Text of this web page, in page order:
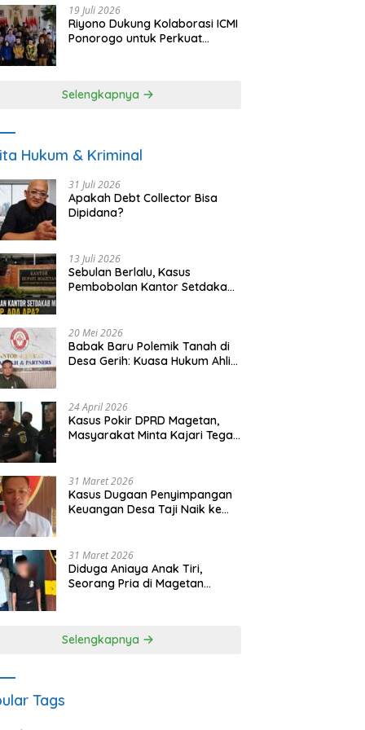
19 Juli 2026
Riyono Dukung Kolaborasi ICMI
Ponorogo untuk Perkuat
Selengkapnya
Hukum & Kriminal
31 Juli 2026
Apakah Debt Collector Bisa
Dipidana?
13 Juli 2026
Sebulan Berlalu, Kasus
Pembobolan Kantor Setdakab
20 Mei 2026
Babak Baru Polemik Tanah di
Desa Gerih: Kuasa Hukum Ahli
24 April 2026
Kasus Pokir DPRD Magetan,
Masyarakat Minta Kajari Tegak
31 Maret 2026
Kasus Dugaan Penyimpangan
Keuangan Desa Taji Naik ke
31 Maret 2026
Diduga Aniaya Anak Tiri,
Seorang Pria di Magetan
Selengkapnya
Tags